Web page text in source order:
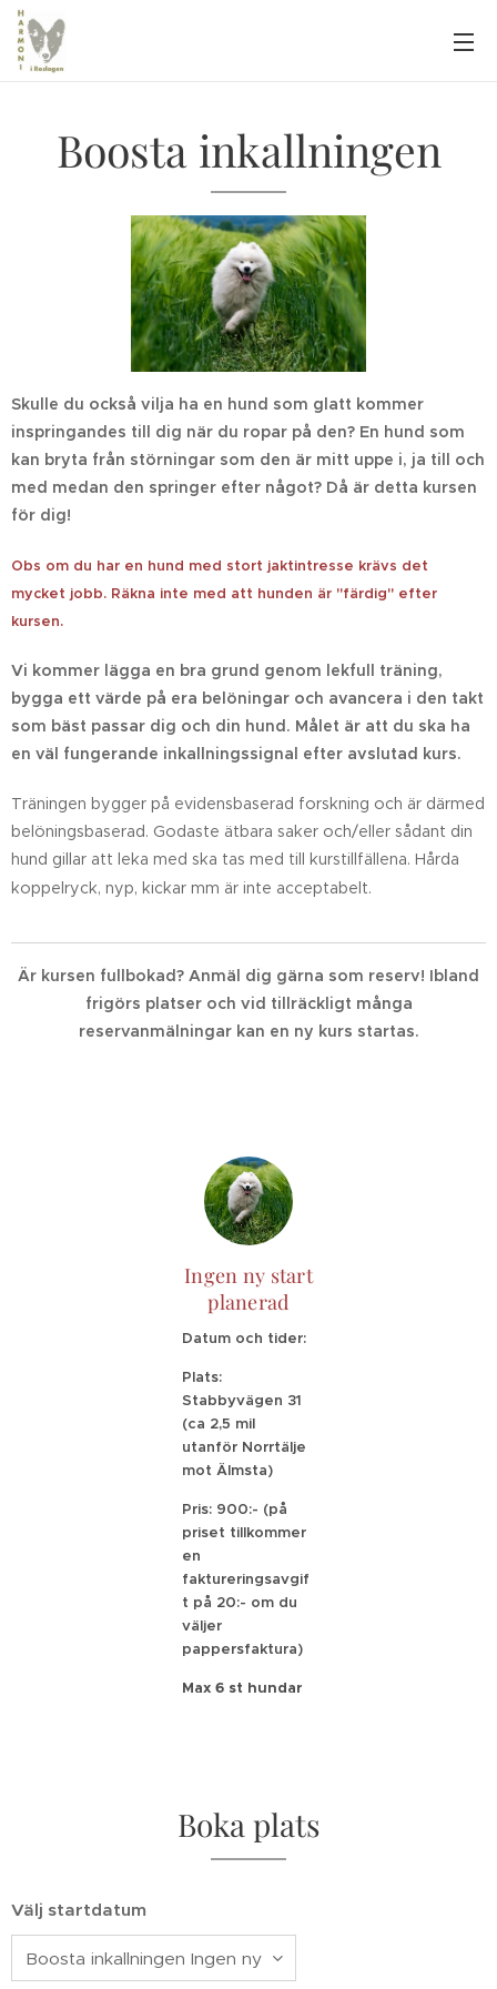
Boosta inkallningen
Skulle du också vilja ha en hund som glatt kommer
inspringandes till dig när du ropar på den? En hund som
kan bryta från störningar som den är mitt uppe i, ja till och
med medan den springer efter något? Då är detta kursen
för dig!
Obs om du har en hund med stort jaktintresse krävs det
mycket jobb. Räkna inte med att hunden är "färdig" efter
kursen.
Vi kommer lägga en bra grund genom lekfull träning,
bygga ett värde på era belöningar och avancera i den takt
som bäst passar dig och din hund. Målet är att du ska ha
en väl fungerande inkallningssignal efter avslutad kurs.
Träningen bygger på evidensbaserad forskning och är därmed
belöningsbaserad. Godaste ätbara saker och/eller sådant din
hund gillar att leka med ska tas med till kurstillfällena. Hårda
koppelryck, nyp, kickar mm är inte acceptabelt.
Är kursen fullbokad? Anmäl dig gärna som reserv! Ibland
frigörs platser och vid tillräckligt många
reservanmälningar kan en ny kurs startas.
Ingen ny start
planerad
Datum och tider:
Plats:
Stabbyvägen 31
(ca 2,5 mil
utanför Norrtälje
mot Älmsta)
Pris: 900:- (på
priset tillkommer
en
faktureringsavgif
t på 20:- om du
väljer
pappersfaktura)
Max 6 st hundar
Boka plats
Välj startdatum